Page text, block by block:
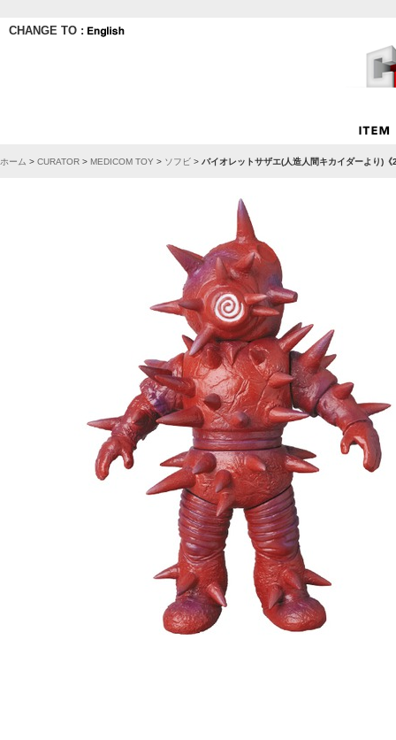
CHANGE TO :
ホーム > CURATOR > MEDICOM TOY > ソフビ > バイオレットサザエ(人造人間キカイダーより)